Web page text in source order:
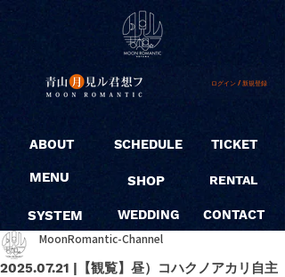
ログイン / 新規登録
ABOUT
MENU
SYSTEM
SCHEDULE
SHOP
WEDDING
TICKET
RENTAL
CONTACT
2025.07.21 |【観覧】昼）コハクノアカリ自主
MoonRomantic-Channel